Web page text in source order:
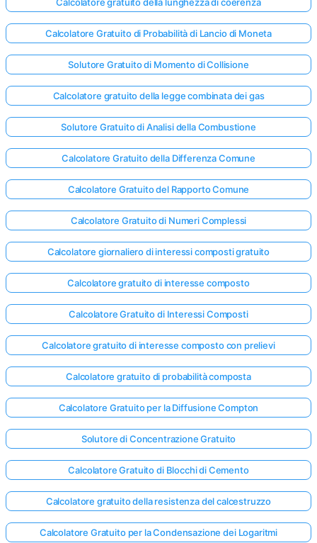
Calcolatore Gratuito di Probabilità di Lancio di Moneta
Solutore Gratuito di Momento di Collisione
Calcolatore gratuito della legge combinata dei gas
Solutore Gratuito di Analisi della Combustione
Calcolatore Gratuito della Differenza Comune
Calcolatore Gratuito del Rapporto Comune
Calcolatore Gratuito di Numeri Complessi
Calcolatore giornaliero di interessi composti gratuito
Calcolatore gratuito di interesse composto
Calcolatore Gratuito di Interessi Composti
Calcolatore gratuito di interesse composto con prelievi
Calcolatore gratuito di probabilità composta
Calcolatore Gratuito per la Diffusione Compton
Solutore di Concentrazione Gratuito
Calcolatore Gratuito di Blocchi di Cemento
Calcolatore gratuito della resistenza del calcestruzzo
Calcolatore Gratuito per la Condensazione dei Logaritmi